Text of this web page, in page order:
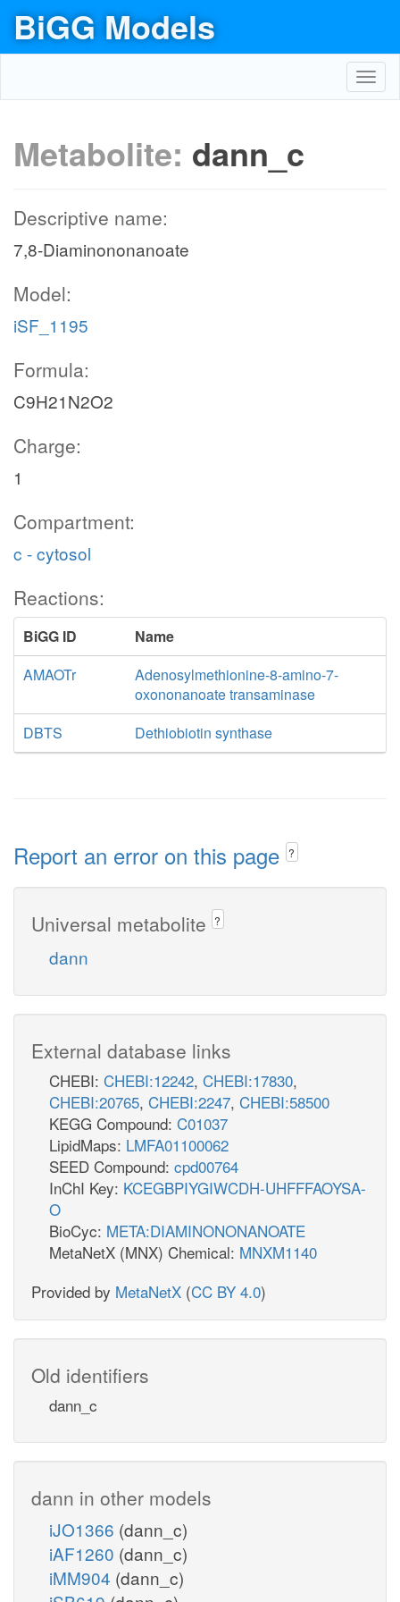
BiGG Models
Metabolite: dann_c
Descriptive name:
7,8-Diaminononanoate
Model:
iSF_1195
Formula:
C9H21N2O2
Charge:
1
Compartment:
c - cytosol
Reactions:
BiGG ID
Name
AMAOTr
Adenosylmethionine-8-amino-7-
oxononanoate transaminase
DBTS
Dethiobiotin synthase
Report an error on this page ?
Universal metabolite ?
dann
External database links
CHEBI: CHEBI:12242, CHEBI:17830,
CHEBI:20765, CHEBI:2247, CHEBI:58500
KEGG Compound: C01037
LipidMaps: LMFA01100062
SEED Compound: cpd00764
InChI Key: KCEGBPIYGIWCDH-UHFFFAOYSA-
O
BioCyc: META:DIAMINONONANOATE
MetaNetX (MNX) Chemical: MNXM1140
Provided by MetaNetX (CC BY 4.0)
Old identifiers
dann_c
dann in other models
iJO1366 (dann_c)
iAF1260 (dann_c)
iMM904 (dann_c)